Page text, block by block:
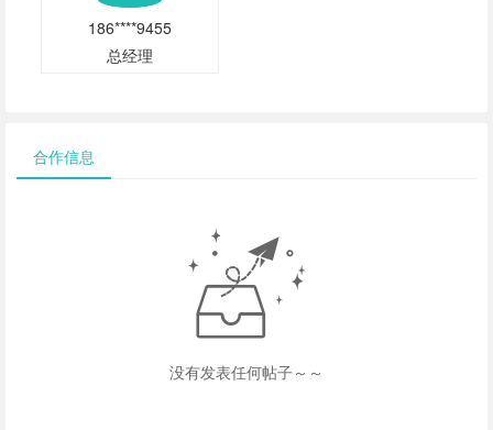
186****9455
总经理
合作信息
没有发表任何帖子～～